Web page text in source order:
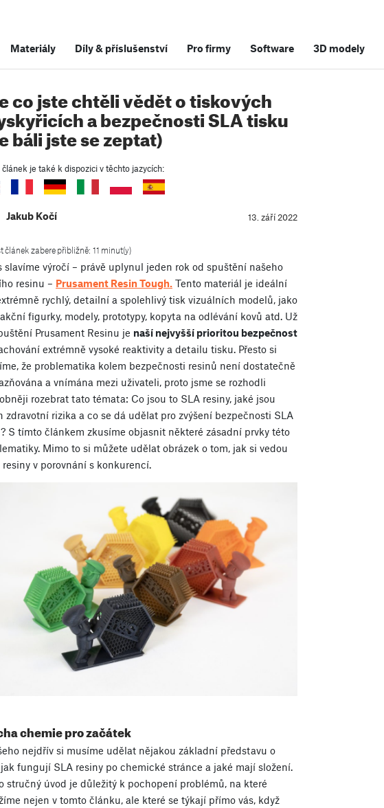
Materiály Díly& příslušenství Pro firmy Software 3D modely
co jste chtěli vědět o tiskových
a bezpečnosti SLA tisku
báli jste se zeptat)
článek je také k dispozici v těchto jazycích:
Jakub Kočí 13. září 2022
článek zabere přibližně: 11 minut(y)
slavíme výročí – právě uplynul jeden rok od spuštění našeho
resinu – Prusament Resin Tough. Tento materiál je ideální
rychlý, detailní a spolehlivý tisk vizuálních modelů, jako
figurky, modely, prototypy, kopyta na odlévání kovů atd. Už
Prusament Resinu je naší nejvyšší prioritou bezpečnost
extrémně vysoké reaktivity a detailu tisku. Přesto si
že problematika kolem bezpečnosti resinů není dostatečně
a vnímána mezi uživateli, proto jsme se rozhodli
rozebrat tato témata: Co jsou to SLA resiny, jaké jsou
zdravotní rizika a co se dá udělat pro zvýšení bezpečnosti SLA
S tímto článkem zkusíme objasnit některé zásadní prvky této
Mimo to si můžete udělat obrázek o tom, jak si vedou
resiny v porovnání s konkurencí.
chemie pro začátek
nejdřív si musíme udělat nějakou základní představu o
fungují SLA resiny po chemické stránce a jaké mají složení.
stručný úvod je důležitý k pochopení problémů, na které
nejen v tomto článku, ale které se týkají přímo vás, když